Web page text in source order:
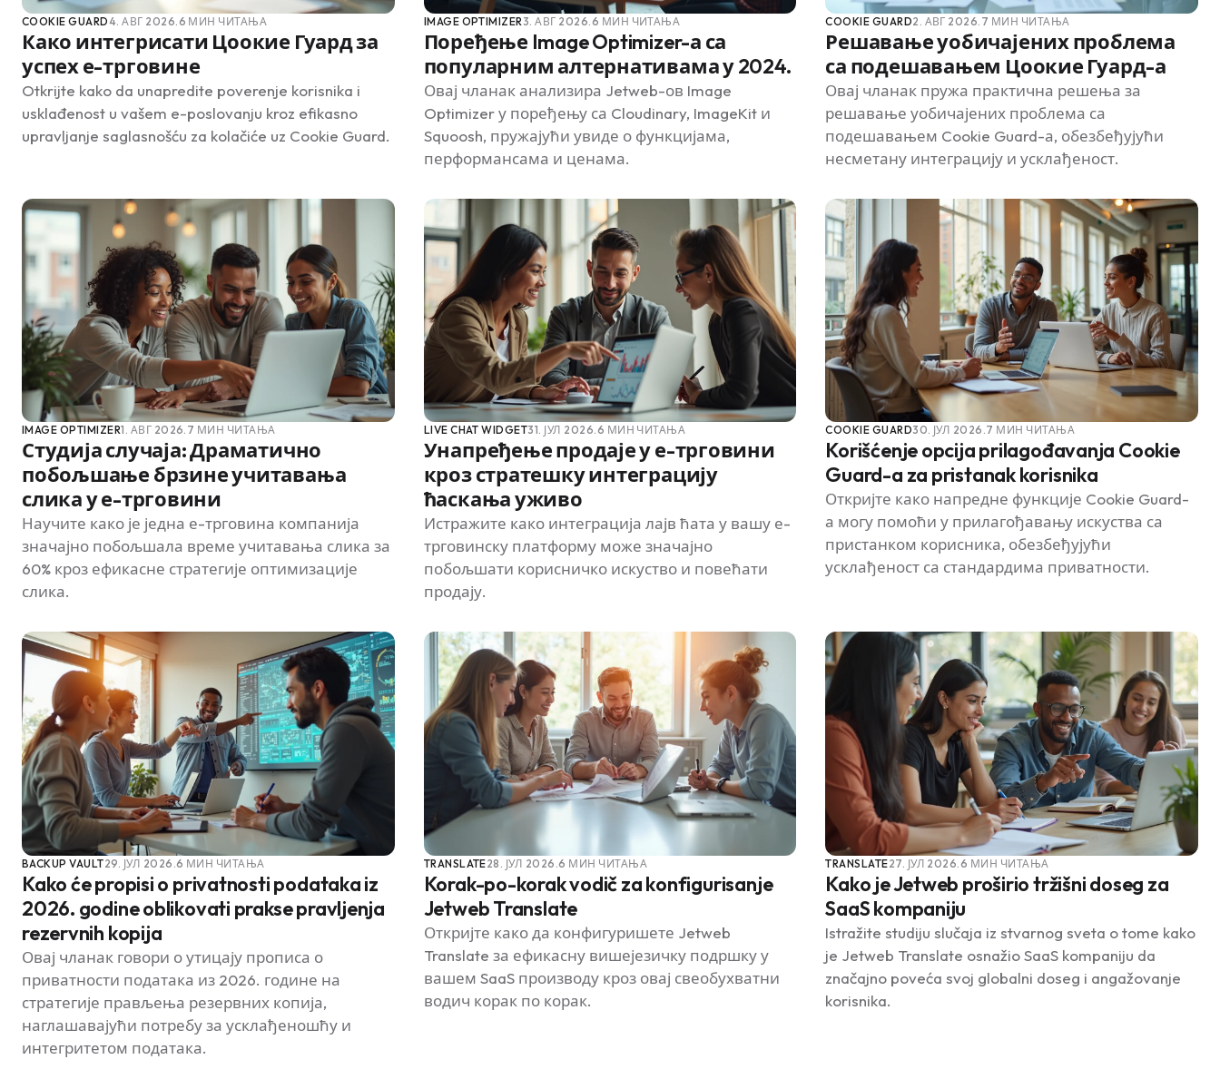
COOKIE GUARD4. АВГ 2026. 6 МИН ЧИТАЊА
Како интегрисати Цоокие Гуард за
успех е-трговине
Otkrijte kako da unapredite poverenje korisnika i
usklađenost u vašem e-poslovanju kroz efikasno
upravljanje saglasnošću za kolačiće uz Cookie Guard.
IMAGE OPTIMIZER 3. АВГ 2026. 6 МИН ЧИТАЊА
Поређење Image Optimizer-а са
популарним алтернативама у 2024.
Овај чланак анализира Jetweb-ов Image
Optimizer у поређењу са Cloudinary, ImageKit и
Squoosh, пружајући увиде о функцијама,
перформансама и ценама.
COOKIE GUARD2. АВГ 2026. 7 МИН ЧИТАЊА
Решавање уобичајених проблема
са подешавањем Цоокие Гуард-а
Овај чланак пружа практична решења за
решавање уобичајених проблема са
подешавањем Cookie Guard-а, обезбеђујући
несметану интеграцију и усклађеност.
IMAGE OPTIMIZER1. АВГ 2026. 7 МИН ЧИТАЊА
Студија случаја: Драматично
побољшање брзине учитавања
слика у е-трговини
Научите како је једна е-трговина компанија
значајно побољшала време учитавања слика за
60% кроз ефикасне стратегије оптимизације
слика.
LIVE CHAT WIDGET31. ЈУЛ 2026. 6 МИН ЧИТАЊА
Унапређење продаје у е-трговини
кроз стратешку интеграцију
ћаскања уживо
Истражите како интеграција лајв ћата у вашу е-
трговинску платформу може значајно
побољшати корисничко искуство и повећати
продају.
COOKIE GUARD30. ЈУЛ 2026.7 МИН ЧИТАЊА
Korišćenje opcija prilagođavanja Cookie
Guard-a za pristanak korisnika
Откријте како напредне функције Cookie Guard-
а могу помоћи у прилагођавању искуства са
пристанком корисника, обезбеђујући
усклађеност са стандардима приватности.
BACKUP VAULT29. ЈУЛ 2026. 6 МИН ЧИТАЊА
Kako će propisi o privatnosti podataka iz
2026. godine oblikovati prakse pravljenja
rezervnih kopija
Овај чланак говори о утицају прописа о
приватности података из 2026. године на
стратегије прављења резервних копија,
наглашавајући потребу за усклађеношћу и
интегритетом података.
TRANSLATE28. ЈУЛ 2026. 6 МИН ЧИТАЊА
Korak-po-korak vodič za konfigurisanje
Jetweb Translate
Откријте како да конфигуришете Jetweb
Translate за ефикасну вишејезичку подршку у
вашем SaaS производу кроз овај свеобухватни
водич корак по корак.
TRANSLATE27. ЈУЛ 2026. 6 МИН ЧИТАЊА
Kako je Jetweb proširio tržišni doseg za
SaaS kompaniju
Istražite studiju slučaja iz stvarnog sveta o tome kako
je Jetweb Translate osnažio SaaS kompaniju da
značajno poveća svoj globalni doseg i angažovanje
korisnika.